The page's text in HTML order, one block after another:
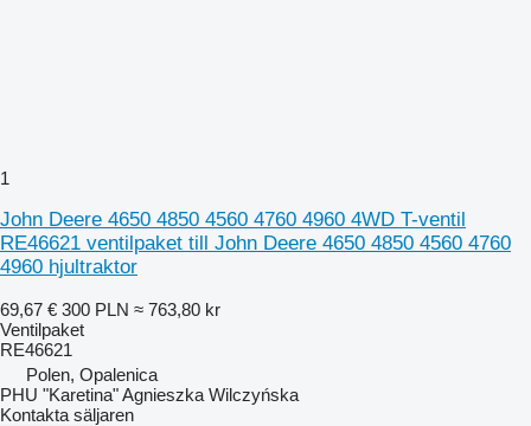
1
John Deere 4650 4850 4560 4760 4960 4WD T-ventil
RE46621 ventilpaket till John Deere 4650 4850 4560 4760
4960 hjultraktor
69,67 € 300 PLN ≈ 763,80 kr
Ventilpaket
RE46621
Polen, Opalenica
PHU "Karetina" Agnieszka Wilczyńska
Kontakta säljaren